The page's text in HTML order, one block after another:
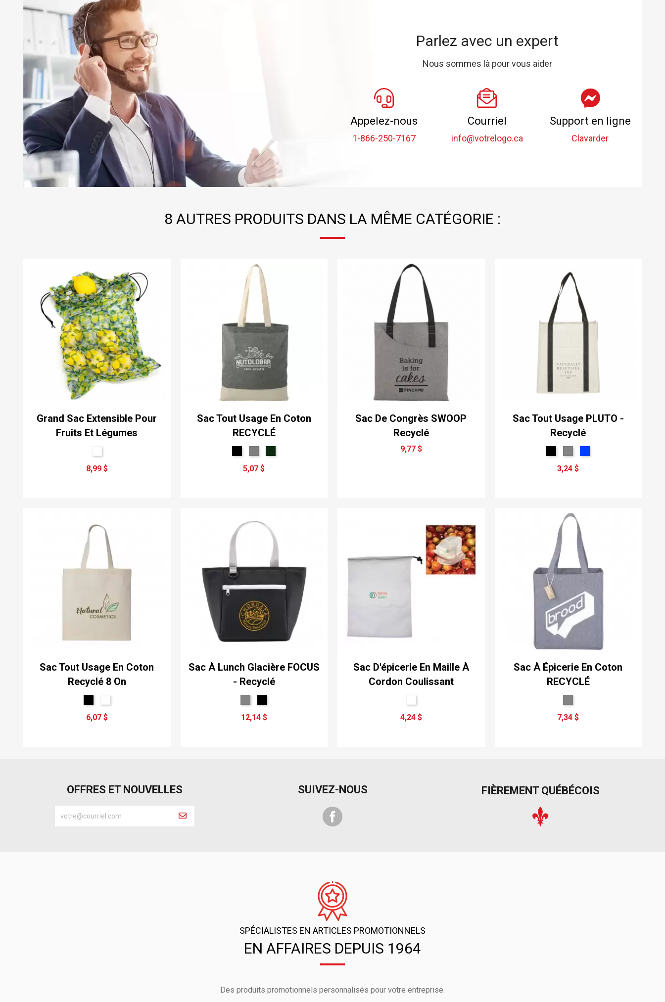
Parlez avec un expert
Nous sommes là pour vous aider
Appelez-nous
1-866-250-7167
Courriel
info@votrelogo.ca
Support en ligne
Clavarder
8 AUTRES PRODUITS DANS LA MÊME CATÉGORIE :
Grand Sac Extensible Pour
Fruits Et Légumes
8,99 $
Sac Tout Usage En Coton
RECYCLÉ
5,07 $
Sac De Congrès SWOOP
Recyclé
9,77 $
Sac Tout Usage PLUTO -
Recyclé
3,24 $
Sac Tout Usage En Coton
Recyclé 8 On
6,07 $
Sac À Lunch Glacière FOCUS
- Recyclé
12,14 $
Sac D'épicerie En Maille À
Cordon Coulissant
4,24 $
Sac À Épicerie En Coton
RECYCLÉ
7,34 $
OFFRES ET NOUVELLES SUIVEZ-NOUS FIÈREMENT QUÉBÉCOIS
SPÉCIALISTES EN ARTICLES PROMOTIONNELS
EN AFFAIRES DEPUIS 1964
Des produits promotionnels personnalisés pour votre entreprise.